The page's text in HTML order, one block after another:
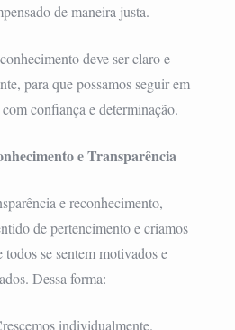
de maneira justa.
deve ser claro e
para que possamos seguir em
confiança e determinação.
e Transparência
e reconhecimento,
de pertencimento e criamos
se sentem motivados e
Dessa forma:
individualmente.